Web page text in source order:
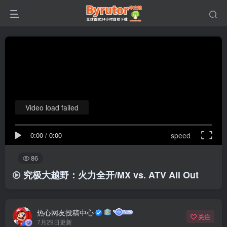
0:00 / 0:00 speed
Video load failed
86
究极大越野：火力全开/MX vs. ATV All Out
热心网友投稿中心
7月29日更新
关注